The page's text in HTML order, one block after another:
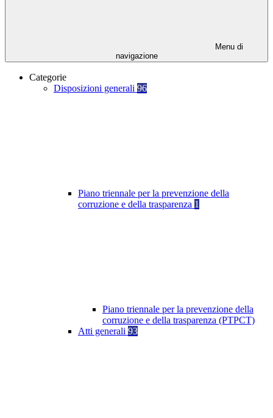
Menu di
navigazione
Categorie
Disposizioni generali 96
Piano triennale per la prevenzione della
corruzione e della trasparenza 1
Piano triennale per la prevenzione della
corruzione e della trasparenza (PTPCT)
Atti generali 93